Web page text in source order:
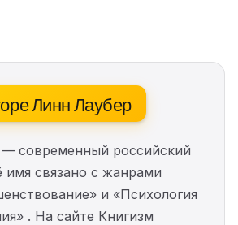
Линн Лаубер
современный российский
имя связано с жанрами
и «Психология
. На сайте Книгизм